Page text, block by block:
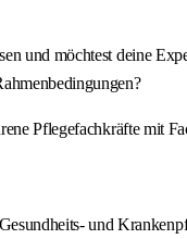
und möchtest deine
Pflegefachkräfte mit
und